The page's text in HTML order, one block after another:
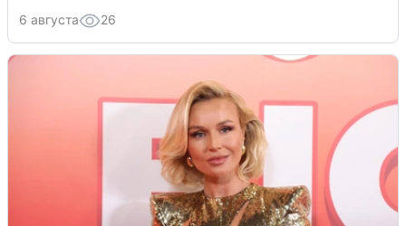
6 августа 26